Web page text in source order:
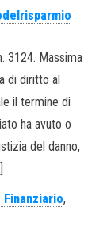
3124. Massima
di diritto al
il termine di
ha avuto o
del danno,
Finanziario,